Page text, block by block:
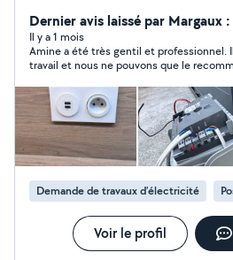
en rénovation. Prestations proposées : Création et
rénovation d'installations électriques Mise aux
et pose de tableaux électriques Diagnostic et
dépannage de pannes Installation réseau informatique
et prises RJ45 Pose de luminaires, prises et
interrupteurs Installation d'alarmes, caméras de
surveillance, interphones et visiophones
motorisation de portails automatiques
complémentaires : Conseils
accompagnement à l'achat et
adaptées à vos besoins. Polyvalent, j'interviens aussi
pour des petits travaux :
montage de meubles, fixation
équipements. Sérieux, réactif et soigneux, je suis à votre
Dernier avis laissé par Margaux
Il y a 1 mois
Amine a été très gentil et professionnel.
travail et nous ne pouvons que le
Demande de travaux d’électricité
Voir le profil